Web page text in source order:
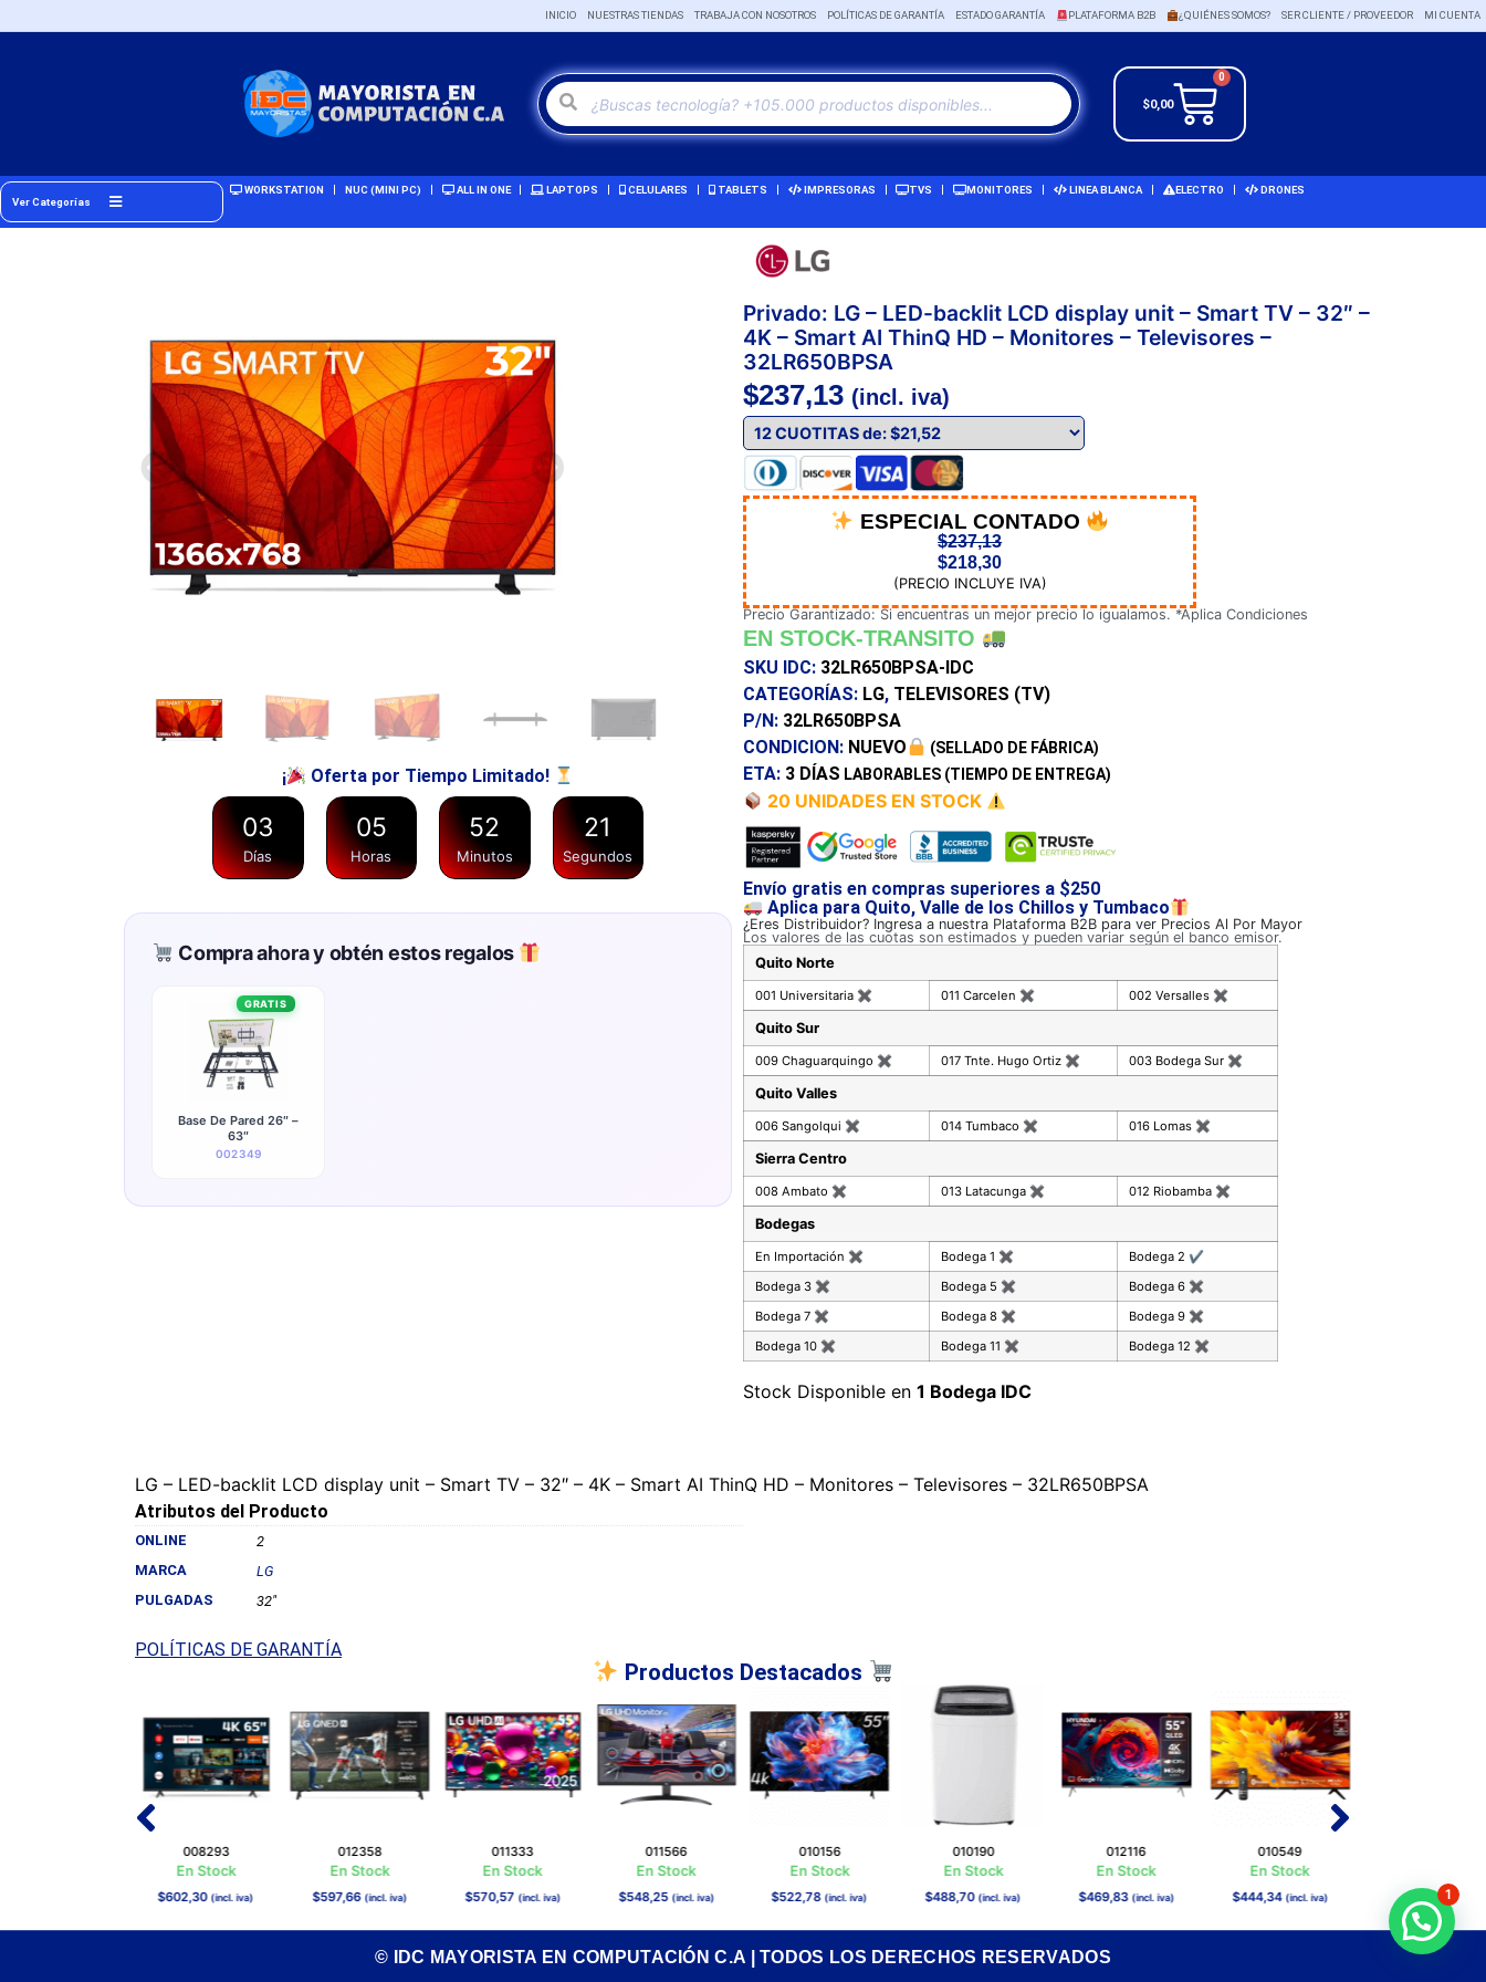
INICIO NUESTRAS TIENDAS TRABAJA CON NOSOTROS POLÍTICAS DE GARANTÍA ESTADO GARANTÍA PLATAFORMA B2B ¿QUIÉNES SOMOS? SER CLIENTE / PROVEEDOR MI CUENTA
$0,00
0
Ver Categorías
WORKSTATION NUC (MINI PC) ALL IN ONE LAPTOPS CELULARES TABLETS IMPRESORAS TVS MONITORES LINEA BLANCA ELECTRO DRONES
¡ Oferta por Tiempo Limitado!
03
Días
05
Horas
52
Minutos
20
Segundos
Compra ahora y obtén estos regalos
GRATIS
Base De Pared 26″ –
63″
002349
Privado: LG – LED-backlit LCD display unit – Smart TV – 32″ –
4K – Smart AI ThinQ HD – Monitores – Televisores –
32LR650BPSA
$237,13 (incl. iva)
ESPECIAL CONTADO
$237,13
$218,30
(PRECIO INCLUYE IVA)
Precio Garantizado: Si encuentras un mejor precio lo igualamos. *Aplica Condiciones
EN STOCK-TRANSITO
SKU IDC: 32LR650BPSA-IDC
CATEGORÍAS: LG, TELEVISORES (TV)
P/N: 32LR650BPSA
CONDICION: NUEVO (SELLADO DE FÁBRICA)
ETA: 3 DÍAS LABORABLES (TIEMPO DE ENTREGA)
20 UNIDADES EN STOCK
Envío gratis en compras superiores a $250
Aplica para Quito, Valle de los Chillos y Tumbaco
¿Eres Distribuidor? Ingresa a nuestra Plataforma B2B para ver Precios Al Por Mayor
Los valores de las cuotas son estimados y pueden variar según el banco emisor.
Quito Norte
001 Universitaria ✖ 011 Carcelen ✖ 002 Versalles ✖
Quito Sur
009 Chaguarquingo ✖ 017 Tnte. Hugo Ortiz ✖ 003 Bodega Sur ✖
Quito Valles
006 Sangolqui ✖ 014 Tumbaco ✖ 016 Lomas ✖
Sierra Centro
008 Ambato ✖ 013 Latacunga ✖ 012 Riobamba ✖
Bodegas
En Importación ✖ Bodega 1 ✖ Bodega 2 ✔
Bodega 3 ✖ Bodega 5 ✖ Bodega 6 ✖
Bodega 7 ✖ Bodega 8 ✖ Bodega 9 ✖
Bodega 10 ✖ Bodega 11 ✖ Bodega 12 ✖
Stock Disponible en 1 Bodega IDC
LG – LED-backlit LCD display unit – Smart TV – 32″ – 4K – Smart AI ThinQ HD – Monitores – Televisores – 32LR650BPSA
Atributos del Producto
ONLINE
2
MARCA
LG
PULGADAS
32"
POLÍTICAS DE GARANTÍA
Productos Destacados
008293
En Stock
$602,30 (incl. iva)
012358
En Stock
$597,66 (incl. iva)
011333
En Stock
$570,57 (incl. iva)
011566
En Stock
$548,25 (incl. iva)
010156
En Stock
$522,78 (incl. iva)
010190
En Stock
$488,70 (incl. iva)
012116
En Stock
$469,83 (incl. iva)
010549
En Stock
$444,34 (incl. iva) 317,13 (incl. iva)
© IDC MAYORISTA EN COMPUTACIÓN C.A | TODOS LOS DERECHOS RESERVADOS
1